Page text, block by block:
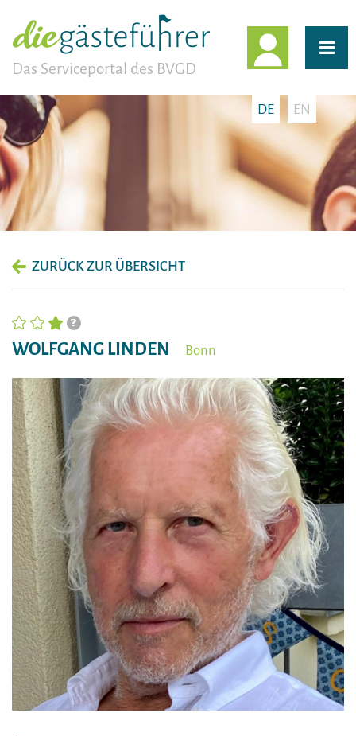
Das Serviceportal des BVGD
DE EN
ZURÜCK ZUR ÜBERSICHT
WOLFGANG LINDEN Bonn